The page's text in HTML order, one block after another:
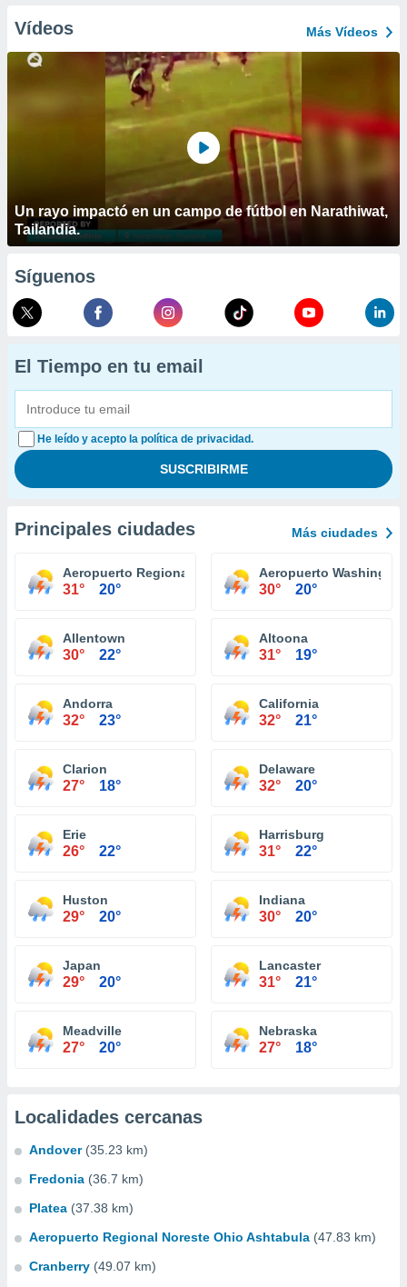
Vídeos Más Vídeos
Un rayo impactó en un campo de fútbol en Narathiwat,
Tailandia.
Síguenos
El Tiempo en tu email
He leído y acepto la política de privacidad.
Principales ciudades Más ciudades
Aeropuerto Regional Williamsport
31° 20°
Aeropuerto Washington
30° 20°
Allentown
30° 22°
Altoona
31° 19°
Andorra
32° 23°
California
32° 21°
Clarion
27° 18°
Delaware
32° 20°
Erie
26° 22°
Harrisburg
31° 22°
Huston
29° 20°
Indiana
30° 20°
Japan
29° 20°
Lancaster
31° 21°
Meadville
27° 20°
Nebraska
27° 18°
Localidades cercanas
Andover (35.23 km)
Fredonia (36.7 km)
Platea (37.38 km)
Aeropuerto Regional Noreste Ohio Ashtabula (47.83 km)
Cranberry (49.07 km)